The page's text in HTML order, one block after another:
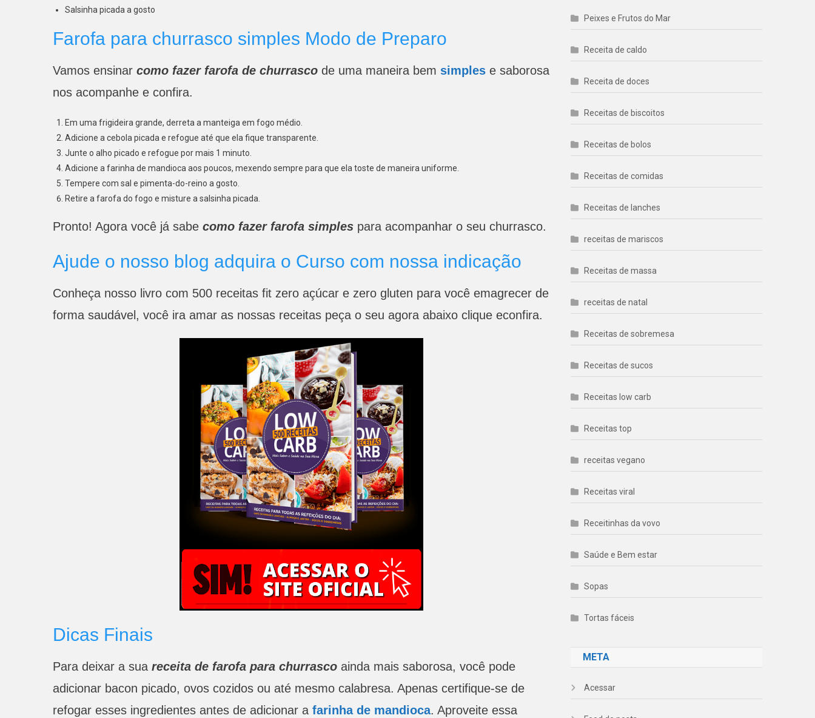
Salsinha picada a gosto
Farofa para churrasco simples Modo de Preparo
Vamos ensinar como fazer farofa de churrasco de uma maneira bem simples e saborosa
nos acompanhe e confira.
Em uma frigideira grande, derreta a manteiga em fogo médio.
Adicione a cebola picada e refogue até que ela fique transparente.
Junte o alho picado e refogue por mais 1 minuto.
Adicione a farinha de mandioca aos poucos, mexendo sempre para que ela toste de maneira uniforme.
Tempere com sal e pimenta-do-reino a gosto.
Retire a farofa do fogo e misture a salsinha picada.
Pronto! Agora você já sabe como fazer farofa simples para acompanhar o seu churrasco.
Ajude o nosso blog adquira o Curso com nossa indicação
Conheça nosso livro com 500 receitas fit zero açúcar e zero gluten para você emagrecer de
forma saudável, você ira amar as nossas receitas peça o seu agora abaixo clique econfira.
Dicas Finais
Para deixar a sua receita de farofa para churrasco ainda mais saborosa, você pode
adicionar bacon picado, ovos cozidos ou até mesmo calabresa. Apenas certifique-se de
refogar esses ingredientes antes de adicionar a farinha de mandioca. Aproveite essa
Peixes e Frutos do Mar
Receita de caldo
Receita de doces
Receitas de biscoitos
Receitas de bolos
Receitas de comidas
Receitas de lanches
receitas de mariscos
Receitas de massa
receitas de natal
Receitas de sobremesa
Receitas de sucos
Receitas low carb
Receitas top
receitas vegano
Receitas viral
Receitinhas da vovo
Saúde e Bem estar
Sopas
Tortas fáceis
META
Acessar